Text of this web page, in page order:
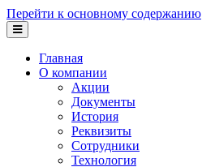
Перейти к основному содержанию
Главная
О компании
Акции
Документы
История
Реквизиты
Сотрудники
Технология